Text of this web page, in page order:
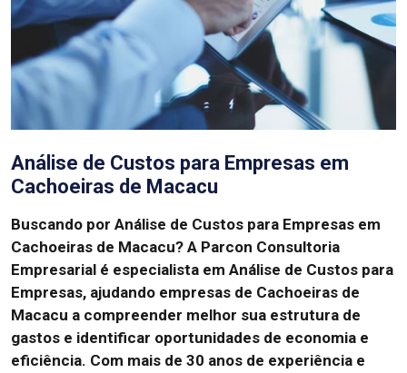
Análise de Custos para Empresas em
Cachoeiras de Macacu
Buscando por Análise de Custos para Empresas em
Cachoeiras de Macacu? A Parcon Consultoria
Empresarial é especialista em Análise de Custos para
Empresas, ajudando empresas de Cachoeiras de
Macacu a compreender melhor sua estrutura de
gastos e identificar oportunidades de economia e
eficiência. Com mais de 30 anos de experiência e